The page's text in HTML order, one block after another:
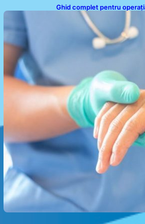
Ghid complet pentru
sistemul public de sănătate:
recuperare